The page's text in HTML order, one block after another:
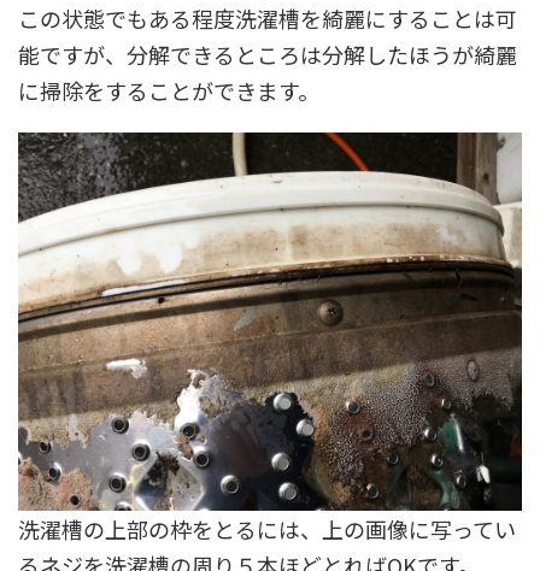
この状態でもある程度洗濯槽を綺麗にすることは可
能ですが、分解できるところは分解したほうが綺麗
に掃除をすることができます。
洗濯槽の上部の枠をとるには、上の画像に写ってい